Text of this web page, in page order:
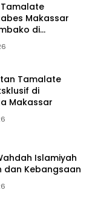
Makassar
di
Tamalate
di
Makassar
Islamiyah
dan Kebangsaan